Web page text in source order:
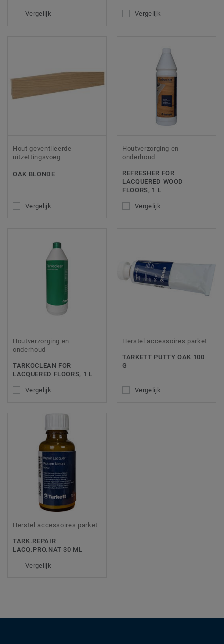
Vergelijk Vergelijk
Hout geventileerde
uitzettingsvoeg
OAK BLONDE
Vergelijk
Houtverzorging en
onderhoud
REFRESHER FOR
LACQUERED WOOD
FLOORS, 1 L
Vergelijk
Houtverzorging en
onderhoud
TARKOCLEAN FOR
LACQUERED FLOORS, 1 L
Vergelijk
Herstel accessoires parket
TARKETT PUTTY OAK 100
G
Vergelijk
Herstel accessoires parket
TARK.REPAIR
LACQ.PRO.NAT 30 ML
Vergelijk